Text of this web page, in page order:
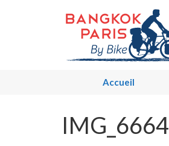
Accueil
IMG_6664